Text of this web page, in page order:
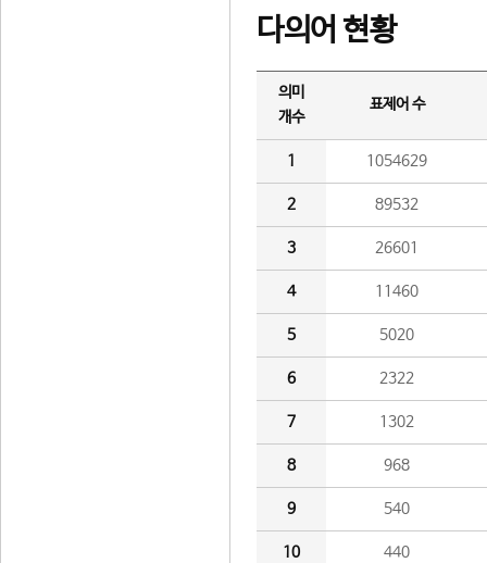
다의어 현황
의미
개수
표제어 수
1 1054629
2 89532
3 26601
4 11460
5 5020
6 2322
7 1302
8 968
9 540
10 440